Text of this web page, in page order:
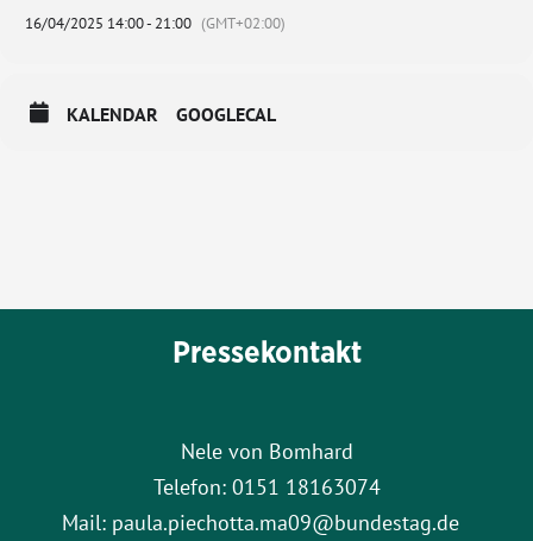
16/04/2025 14:00 - 21:00 (GMT+02:00)
KALENDAR GOOGLECAL
Pressekontakt
Nele von Bomhard
Telefon: 0151 18163074
Mail: paula.piechotta.ma09@bundestag.de